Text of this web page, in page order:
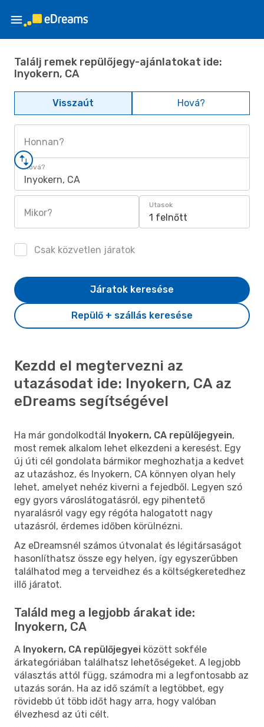
Találj remek repülőjegy-ajánlatokat ide:
Inyokern, CA
Visszaút Hová?
Honnan?
Hová?
Inyokern, CA
Mikor?
Utasok
1 felnőtt
Csak közvetlen járatok
Repülő + szállás keresése
Járatok keresése
Kezdd el megtervezni az
utazásodat ide: Inyokern, CA az
eDreams segítségével
Ha már gondolkodtál Inyokern, CA repülőjegyein,
most remek alkalom lehet elkezdeni a keresést. Egy
új úti cél gondolata bármikor meghozhatja a kedvet
az utazáshoz, és Inyokern, CA könnyen olyan hely
lehet, amelyet nehéz kiverni a fejedből. Legyen szó
egy gyors városlátogatásról, egy pihentető
nyaralásról vagy egy régóta halogatott nagy
utazásról, érdemes időben körülnézni.
Az eDreamsnél számos útvonalat és légitársaságot
hasonlíthatsz össze egy helyen, így egyszerűbben
találhatod meg a terveidhez és a költségkeretedhez
illő járatot.
Találd meg a legjobb árakat ide:
Inyokern, CA
A Inyokern, CA repülőjegyei között sokféle
árkategóriában találhatsz lehetőségeket. A legjobb
választás attól függ, számodra mi a legfontosabb az
utazás során. Ha az idő számít a legtöbbet, egy
rövidebb út több időt hagy arra, hogy valóban
élvezhesd az úti célt.